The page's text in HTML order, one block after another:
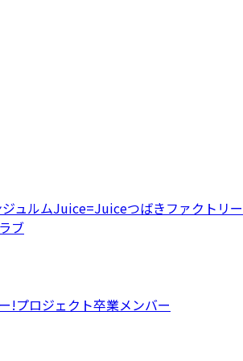
ュルムJuice=Juiceつばきファクトリー
ブ
!プロジェクト卒業メンバー